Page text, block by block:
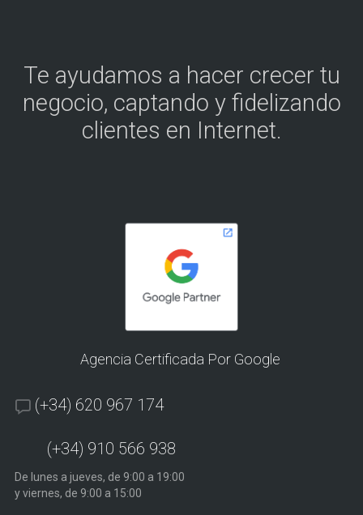
Te ayudamos a hacer crecer tu
negocio, captando y fidelizando
clientes en Internet.
Agencia Certificada Por Google
(+34) 620 967 174
(+34) 910 566 938
De lunes a jueves, de 9:00 a 19:00
y viernes, de 9:00 a 15:00